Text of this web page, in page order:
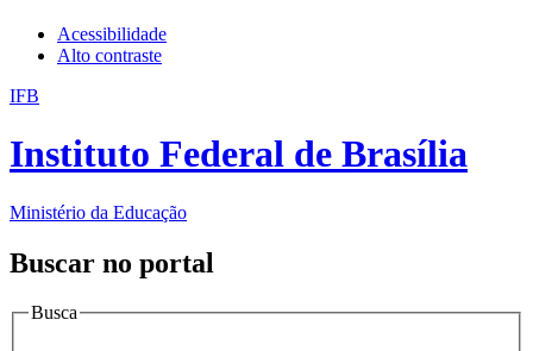
Acessibilidade
Alto contraste
IFB
Instituto Federal de Brasília
Ministério da Educação
Buscar no portal
Busca